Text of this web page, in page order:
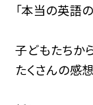
「本当の英語
子どもたちか
たくさんの感